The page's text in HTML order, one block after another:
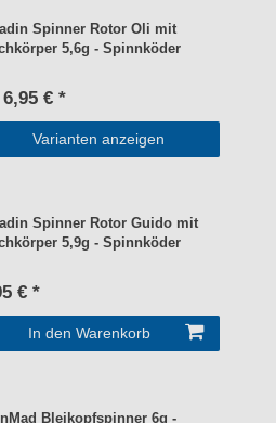
Spinner Rotor Oli mit
5,6g - Spinnköder
€ *
Varianten anzeigen
Spinner Rotor Guido mit
5,9g - Spinnköder
€ *
In den Warenkorb
Bleikopfspinner 6g -